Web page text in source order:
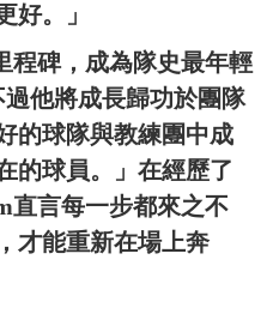
好。」
程碑，成為隊史最年輕
過他將成長歸功於團隊
的球隊與教練團中成
的球員。」在經歷了
直言每一步都來之不
才能重新在場上奔